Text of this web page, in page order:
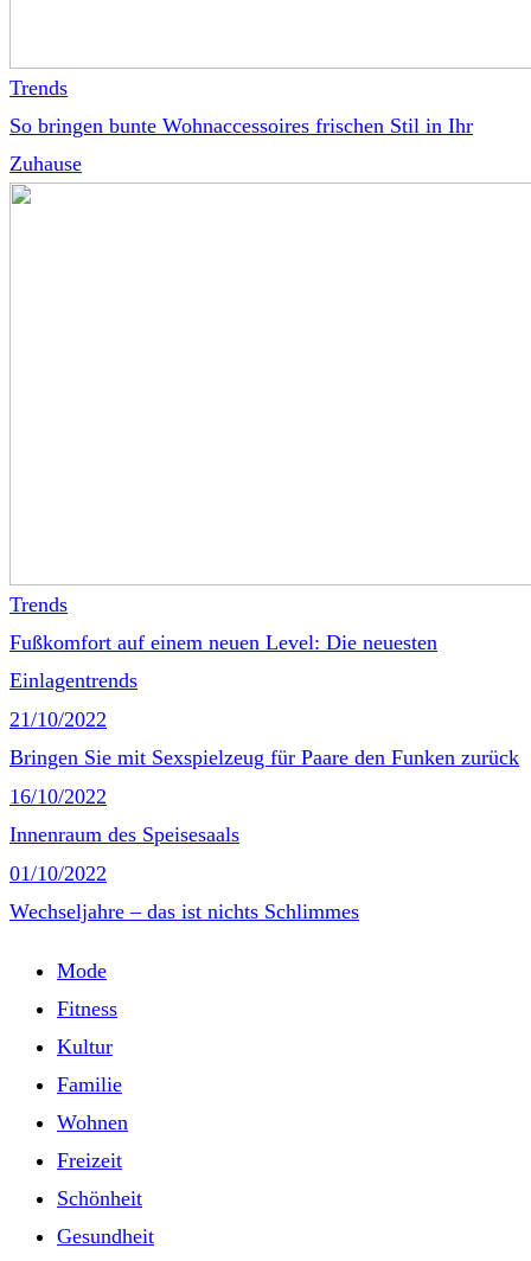
Trends
So bringen bunte Wohnaccessoires frischen Stil in Ihr
Zuhause
Trends
Fußkomfort auf einem neuen Level: Die neuesten
Einlagentrends
21/10/2022
Bringen Sie mit Sexspielzeug für Paare den Funken zurück
16/10/2022
Innenraum des Speisesaals
01/10/2022
Wechseljahre – das ist nichts Schlimmes
Mode
Fitness
Kultur
Familie
Wohnen
Freizeit
Schönheit
Gesundheit